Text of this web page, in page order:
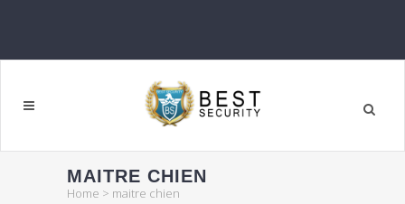
MAITRE CHIEN
Home > maitre chien